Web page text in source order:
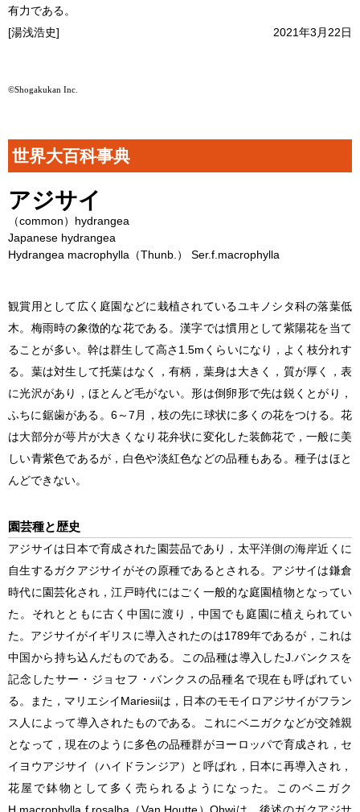
有力である。
[湯浅浩史]
2021年3月22日
©Shogakukan Inc.
世界大百科事典
アジサイ
（common）hydrangea
Japanese hydrangea
Hydrangea macrophylla （Thunb.） Ser.f.macrophylla
観賞用として広く庭園などに栽植されているユキノシタ科の落葉低
木。梅雨時の象徴的な花である。漢字では慣用として紫陽花を当て
ることが多い。幹は群生して高さ1.5mくらいになり，よく枝分れす
る。葉は対生して托葉はなく，有柄，葉身は大きく，質が厚く，表
に光沢があり，ほとんど毛がない。形は倒卵形で先は鋭くとがり，
ふちに鋸歯がある。6～7月，枝の先に球状に多くの花をつける。花
は大部分が萼片が大きくなり花弁状に変化した装飾花で，一般に美
しい青紫色であるが，白色や淡紅色などの品種もある。種子はほと
んどできない。
園芸種と歴史
アジサイは日本で育成された園芸品であり，太平洋側の海岸近くに
自生するガクアジサイがその原種であるとされる。アジサイは鎌倉
時代に園芸化され，江戸時代にはごく一般的な庭園植物となってい
た。それとともに古く中国に渡り，中国でも庭園に植えられてい
た。アジサイがイギリスに導入されたのは1789年であるが，これは
中国から持ち込んだものである。この品種は導入したJ.バンクスを
記念したサー・ジョセフ・バンクスの品種名で現在も呼ばれてい
る。また，マリエシイMariesiiは，日本のモモイロアジサイがフラン
ス人によって導入されたものである。これにベニガクなどが交雑親
となって，現在のように多色の品種群がヨーロッパで育成され，セ
イヨウアジサイ（ハイドランジア）と呼ばれ，日本に再導入され，
花屋で鉢物として多く売られるようになった。このベニガク